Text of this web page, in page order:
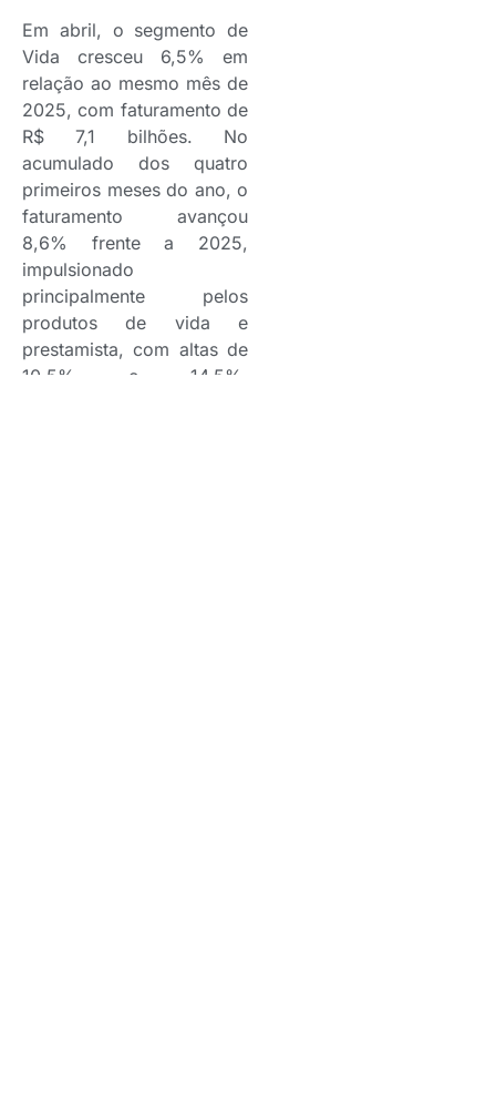
Em abril, o segmento de
Vida cresceu 6,5% em
relação ao mesmo mês de
2025, com faturamento de
R$ 7,1 bilhões. No
acumulado dos quatro
primeiros meses do ano, o
faturamento avançou
8,6% frente a 2025,
impulsionado
principalmente pelos
produtos de vida e
prestamista, com altas de
10,5% e 14,5%,